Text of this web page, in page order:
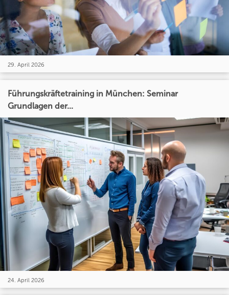
29. April 2026
Führungskräftetraining in München: Seminar
Grundlagen der...
24. April 2026